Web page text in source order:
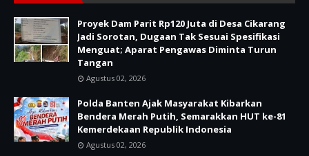
Proyek Dam Parit Rp120 Juta di Desa Cikarang
Jadi Sorotan, Dugaan Tak Sesuai Spesifikasi
Menguat; Aparat Pengawas Diminta Turun
Tangan
Agustus 02, 2026
Polda Banten Ajak Masyarakat Kibarkan
Bendera Merah Putih, Semarakkan HUT ke-81
Kemerdekaan Republik Indonesia
Agustus 02, 2026